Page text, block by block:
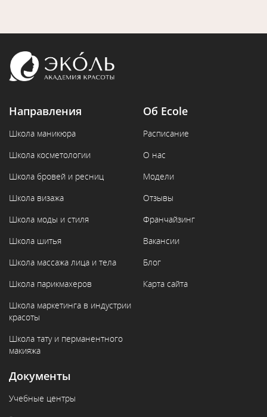
Направления
Школа маникюра
Школа косметологии
Школа бровей и ресниц
Школа визажа
Школа моды и стиля
Школа шитья
Школа массажа лица и тела
Школа парикмахеров
Школа маркетинга в индустрии
красоты
Школа тату и перманентного
макияжа
Об Ecole
Расписание
О нас
Модели
Отзывы
Франчайзинг
Вакансии
Блог
Карта сайта
Документы
Учебные центры